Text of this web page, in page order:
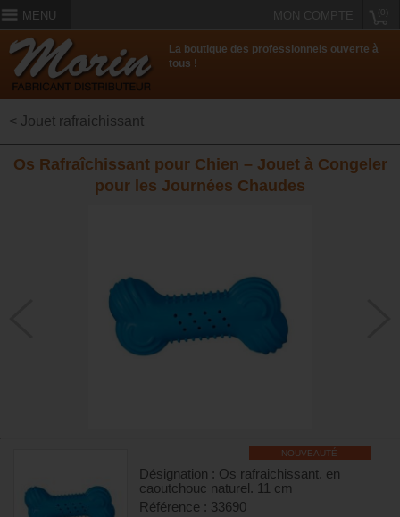
MENU MON COMPTE
La boutique des professionnels ouverte à
tous !
< Jouet rafraichissant
Os Rafraîchissant pour Chien – Jouet à Congeler
pour les Journées Chaudes
NOUVEAUTÉ
Désignation : Os rafraichissant. en
caoutchouc naturel. 11 cm
Référence : 33690